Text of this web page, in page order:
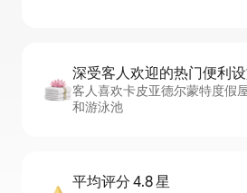
深受客人欢迎的热门便利
客人喜欢卡皮亚德尔蒙特度假
和游泳池
平均评分 4.8 星